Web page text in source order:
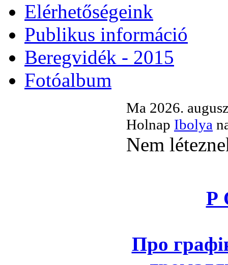
Elérhetőségeink
Publikus információ
Beregvidék - 2015
Fotóalbum
Ma 2026.
Holnap Ibolya
Nem
Р
Про